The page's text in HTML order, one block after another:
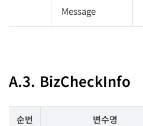
Message
A.3. BizCheckInfo
순번 변수명